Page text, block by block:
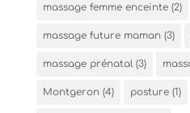
massage femme enceinte(2)
massage future maman(3)
massage prénatal (3)
Montgeron(4) posture(1)